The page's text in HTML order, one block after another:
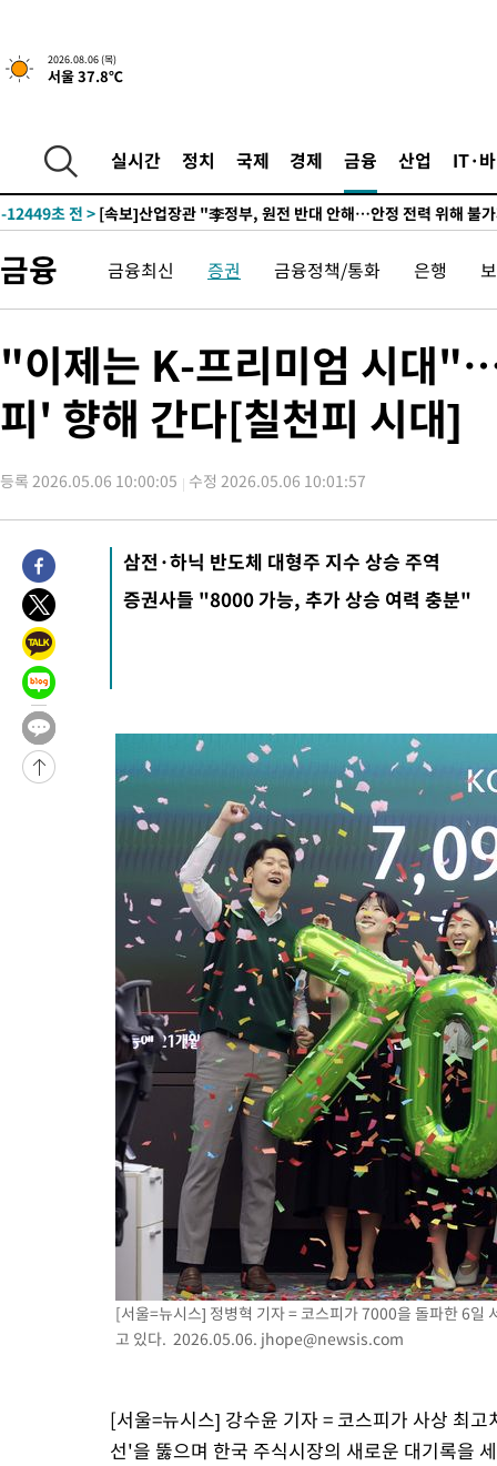
2026.08.06 (목)
서울 37.8℃
실시간 정치 국제 경제 금융 산업 IT·
-23713초 전 >손흥민, 5경기 연속골 실패…LAFC는 승부차기 끝 과달라하라
-15929초 전 >
"美간섭에 합의 지연"…트럼프, '이란 호르무즈 통제권' 수용
-12449초 전 >[속보]산업장관 "李정부, 원전 반대 안해…안정 전력 위해 불
-11146초 전 > [속보]경찰, '홍명보 선임 논란' 대한축구협회·축구회관 등 압
-10533초 전 >
상
-10326초 전 >
[속보]코스피 매도사이드카 발동…4%대 급락
-9598초 전 >[속보]전남광주 초대 시민추천 부시장에 백승주·윤난실
-7159초 전 >서울 열대야 15일째 지속…비공식 '초열대야' 30도 넘어
-5726초 전 >[속보]코스닥, 2.15포인트(0.27%) 내린 797.44 출발
-5709초 전 >[속보]코스피, 119.51포인트(1.81%) 내린 6478.75 개장
-2156초 전 >6월 경상수지 497.3억 달러…두 달 연속 사상 최대
-2107초 전 >서울 낮 39도 '폭염중대경보'…40도 관측 가능성도
0.49%↑
-29294초 전 > [속보]코스닥, 800p 회복…0.26% 오른 801.67 마감
-29224초 전 >
[속보]코스피, 301.88포인트(4.58%) 내린 6296.38 마감
-29089초 전 >
-26688초 전 >
-23733초 전 >
손흥민, 5경기 연속골 실패…LAFC는 승부차기 끝 과달라하라
-16334초 전 >
-15971초 전 >
트럼프, 한국계 진보 주지사 후보 맹공…"공산주의가 최대 위
-15949초 전 >
"美간섭에 합의 지연"…트럼프, '이란 호르무즈 통제권' 수용
[속보]산업장관 "李정부, 원전 반대 안해…안정 전력 위해 불
[속보]경찰, '홍명보 선임 논란' 대한축구협회·축구회관 등 압
[속보]산업장관 "美무역법 제301조 과잉생산 결과 발표 8월
[속보]코스피 매도사이드카 발동…4%대 급락
[속보]전남광주 초대 시민추천 부시장에 백승주·윤난실
서울 열대야 15일째 지속…비공식 '초열대야' 30도 넘어
[속보]코스닥, 2.15포인트(0.27%) 내린 797.44 출발
[속보]코스피, 119.51포인트(1.81%) 내린 6478.75 개장
6월 경상수지 497.3억 달러…두 달 연속 사상 최대
서울 낮 39도 '폭염중대경보'…40도 관측 가능성도
미 워싱턴주 스포캔 시의 통제불능 3개 산불, 방화선 일부 구축
[속보] 호르무즈 해협 이란-오만 협상 기대속 뉴욕증시 혼조 마감
금융 금융최신 증권 금융정책/통화 은행
"이제는 K-프리미엄 시대
피' 향해 간다[칠천피 시대]
등록 2026.05.06 10:00:05 수정 2026.05.06 10:01:57
삼전·하닉 반도체 대형주 지수 상승 주역
증권사들 "8000 가능, 추가 상승 여력 충분"
[서울=뉴시스] 정병혁 기자 = 코스피가 7000을 돌파한 6일
고 있다. 2026.05.06. jhope@newsis.com
[서울=뉴시스] 강수윤 기자 = 코스피가 사상 최
선'을 뚫으며 한국 주식시장의 새로운 대기록을